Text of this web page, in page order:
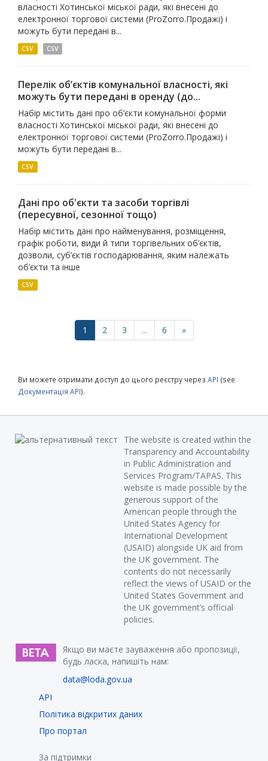
власності Хотинської міської ради, які внесені до
електронної торгової системи (ProZorro.Продажі) і
можуть бути передані в...
CSV СSV
Перелік об’єктів комунальної власності, які
можуть бути передані в оренду (до...
Набір містить дані про об’єкти комунальної форми
власності Хотинської міської ради, які внесені до
електронної торгової системи (ProZorro.Продажі) і
можуть бути передані в...
CSV
Дані про об'єкти та засоби торгівлі
(пересувної, сезонної тощо)
Набір містить дані про найменування, розміщення,
графік роботи, види й типи торгівельних об’єктів,
дозволи, суб’єктів господарювання, яким належать
об’єкти та інше
CSV
1 2 3 ... 6 »
Ви можете отримати доступ до цього реєстру через API (see
Документація API).
The website is created within the
Transparency and Accountability
in Public Administration and
Services Program/TAPAS. This
website is made possible by the
generous support of the
American people through the
United States Agency for
International Development
(USAID) alongside UK aid from
the UK government. The
contents do not necessarily
reflect the views of USAID or the
United States Government and
the UK government’s official
policies.
Якщо ви маєте зауваження або пропозиції,
будь ласка, напишіть нам:
data@loda.gov.ua
API
Політика відкритих даних
Про портал
За підтримки